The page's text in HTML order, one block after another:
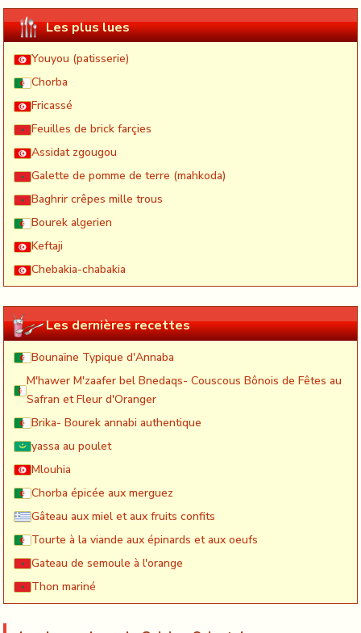
Les plus lues
Youyou (patisserie)
Chorba
Fricassé
Feuilles de brick farçies
Assidat zgougou
Galette de pomme de terre (mahkoda)
Baghrir crêpes mille trous
Bourek algerien
Keftaji
Chebakia-chabakia
Les dernières recettes
Bounaïne Typique d'Annaba
M'hawer M'zaafer bel Bnedaqs- Couscous Bônois de Fêtes au
Safran et Fleur d'Oranger
Brika- Bourek annabi authentique
yassa au poulet
Mlouhia
Chorba épicée aux merguez
Gâteau aux miel et aux fruits confits
Tourte à la viande aux épinards et aux oeufs
Gateau de semoule à l'orange
Thon mariné